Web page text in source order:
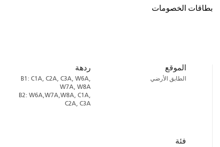
بطاقات الخصومات
الموقع
الطابق الأرضي
ردهة
B1: C1A, C2A, C3A, W6A,
W7A, W8A
B2: W6A,W7A,W8A, C1A,
C2A, C3A
فئة